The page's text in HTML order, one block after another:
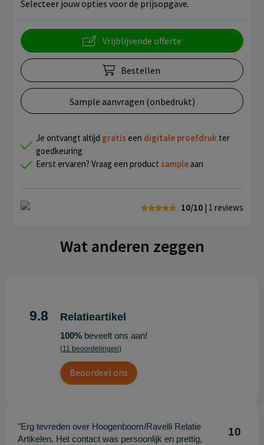
Selecteer jouw opties voor de prijsopgave.
Vrijblijvende offerte
Bestellen
Sample aanvragen (onbedrukt)
Je ontvangt altijd gratis een digitale proefdruk ter
goedkeuring
Eerst ervaren? Vraag een product sample aan
10/10 | 1 reviews
Wat anderen zeggen
9.8 Relatieartikel
100%beveelt ons aan!
(11 beoordelingen)
Beoordeel ons
"Erg tevreden over Hoogenboom/Ravelli Relatie
Artikelen. Het contact was persoonlijk en prettig,
10